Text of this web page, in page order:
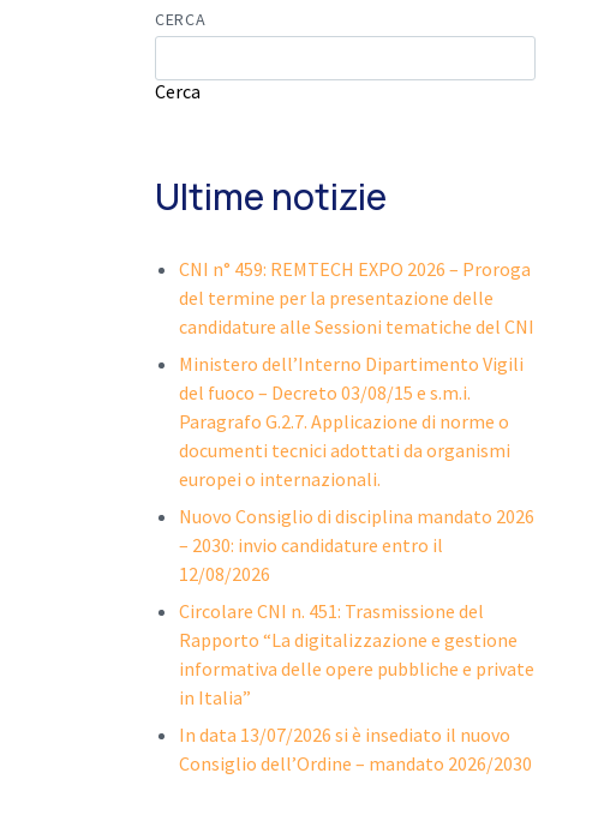
CERCA
Cerca
Ultime notizie
CNI n° 459: REMTECH EXPO 2026 – Proroga
del termine per la presentazione delle
candidature alle Sessioni tematiche del CNI
Ministero dell’Interno Dipartimento Vigili
del fuoco – Decreto 03/08/15 e s.m.i.
Paragrafo G.2.7. Applicazione di norme o
documenti tecnici adottati da organismi
europei o internazionali.
Nuovo Consiglio di disciplina mandato 2026
– 2030: invio candidature entro il
12/08/2026
Circolare CNI n. 451: Trasmissione del
Rapporto “La digitalizzazione e gestione
informativa delle opere pubbliche e private
in Italia”
In data 13/07/2026 si è insediato il nuovo
Consiglio dell’Ordine – mandato 2026/2030